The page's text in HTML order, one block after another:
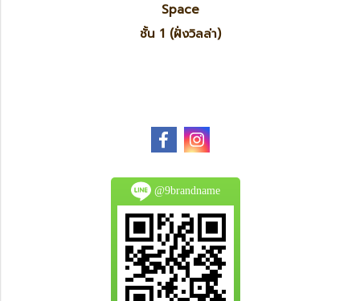
Space
ชั้น 1 (ฝั่งวิลล่า)
@9brandname